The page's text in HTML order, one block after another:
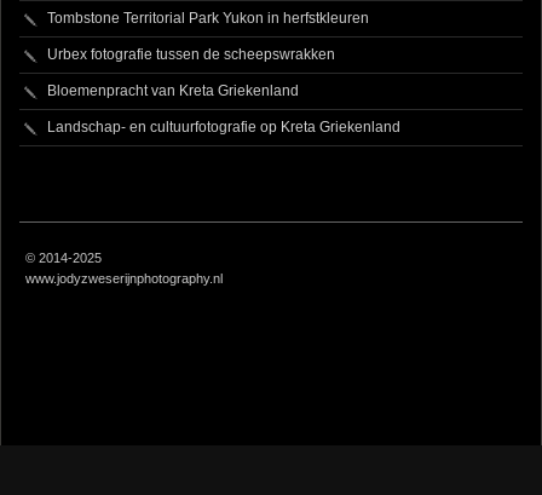
Tombstone Territorial Park Yukon in herfstkleuren
Urbex fotografie tussen de scheepswrakken
Bloemenpracht van Kreta Griekenland
Landschap- en cultuurfotografie op Kreta Griekenland
© 2014-2025
www.jodyzweserijnphotography.nl